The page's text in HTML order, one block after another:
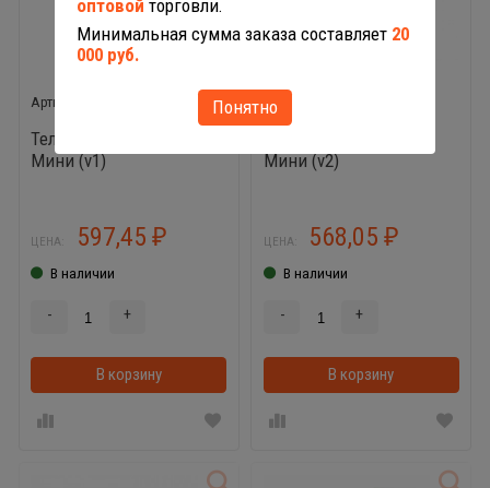
Тележка для маркета
Мини (v1)
ЦЕНА: 597,45 ₽
В наличии
- +
В корзину В корзинке
Мини (v2)
ЦЕНА: 568,05₽
В наличии
- +
В корзину
оптовой торговли.
Минимальная сумма заказа составляет 20
000 руб.
Понятно